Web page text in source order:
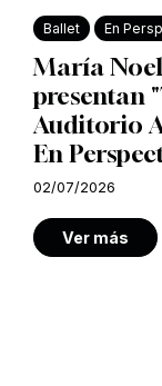
Ballet En
María
presentan
Auditorio
En
02/07/2026
Ver más